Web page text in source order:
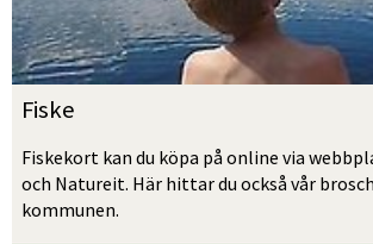
Fiske
Fiskekort kan du köpa på online via
och Natureit. Här hittar du också vår
kommunen.